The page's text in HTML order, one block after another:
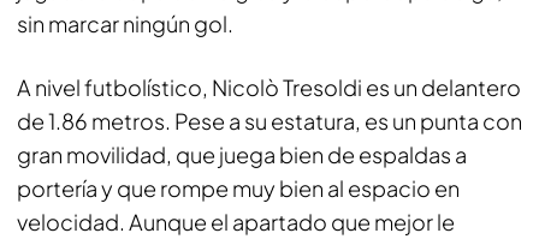
sin marcar ningún gol.
A nivel futbolístico, Nicolò Tresoldi es un delantero
de 1.86 metros. Pese a su estatura, es un punta con
gran movilidad, que juega bien de espaldas a
portería y que rompe muy bien al espacio en
velocidad. Aunque el apartado que mejor le